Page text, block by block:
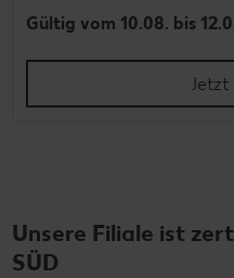
Gültig vom 10.08. bis
Unsere Filiale ist
SÜD